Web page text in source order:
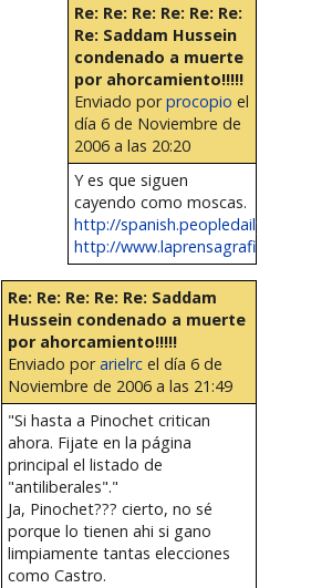
Re: Re: Re: Re: Re: Re:
Re: Saddam Hussein
condenado a muerte
por ahorcamiento!!!!!
Enviado porprocopio el
día 6 de Noviembre de
2006 a las 20:20
Y es que siguen
cayendo como moscas.
http://
http://
Re: Re: Re: Re: Re: Saddam
Hussein condenado a muerte
por ahorcamiento!!!!!
Enviado porarielrcel día 6 de
Noviembre de 2006 a las 21:49
"Si hasta a Pinochet critican
ahora. Fijate en la página
principal el listado de
"antiliberales"."
Ja, Pinochet??? cierto, no sé
porque lo tienen ahi si gano
limpiamente tantas elecciones
como Castro.